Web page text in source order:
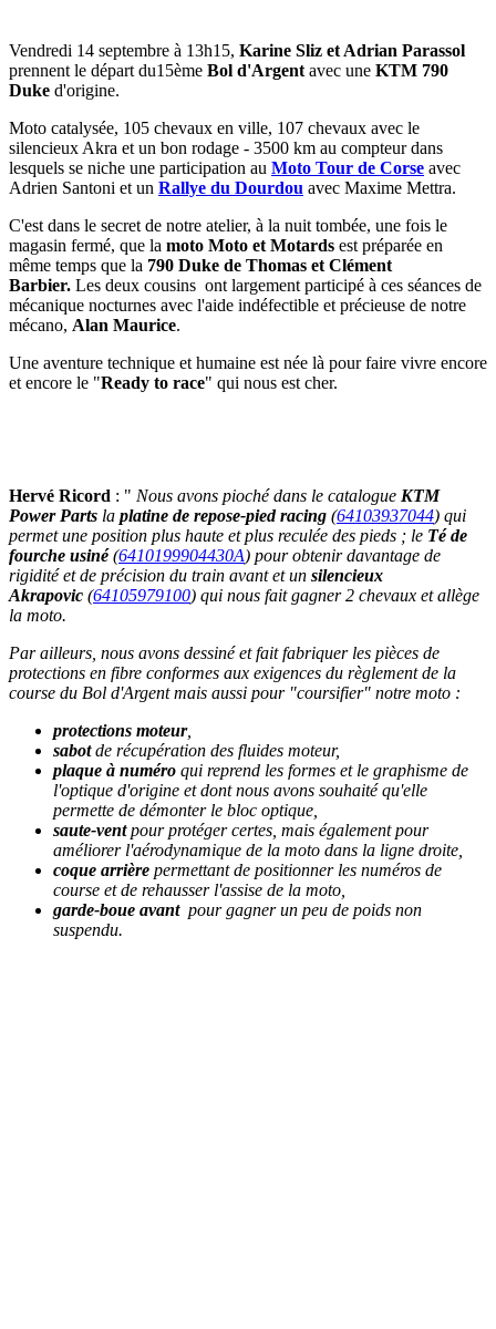
Vendredi 14 septembre à 13h15, Karine Sliz et Adrian Parassol
prennent le départ du15ème Bol d'Argent avec une KTM 790
Duke d'origine.
Moto catalysée, 105 chevaux en ville, 107 chevaux avec le
silencieux Akra et un bon rodage - 3500 km au compteur dans
lesquels se niche une participation au Moto Tour de Corse avec
Adrien Santoni et un Rallye du Dourdou avec Maxime Mettra.
C'est dans le secret de notre atelier, à la nuit tombée, une fois le
magasin fermé, que la moto Moto et Motards est préparée en
même temps que la 790 Duke de Thomas et Clément
Barbier. Les deux cousins ont largement participé à ces séances de
mécanique nocturnes avec l'aide indéfectible et précieuse de notre
mécano, Alan Maurice.
Une aventure technique et humaine est née là pour faire vivre encore
et encore le "Ready to race" qui nous est cher.
Hervé Ricord : " Nous avons pioché dans le catalogue KTM
Power Parts la platine de repose-pied racing (64103937044) qui
permet une position plus haute et plus reculée des pieds ; le Té de
fourche usiné(6410199904430A) pour obtenir davantage de
rigidité et de précision du train avant et un silencieux
Akrapovic (64105979100) qui nous fait gagner 2 chevaux et allège
la moto.
Par ailleurs, nous avons dessiné et fait fabriquer les pièces de
protections en fibre conformes aux exigences du règlement de la
course du Bol d'Argent mais aussi pour "coursifier" notre moto :
protections moteur,
sabotde récupération des fluides moteur,
plaque à numéro qui reprend les formes et le graphisme de
l'optique d'origine et dont nous avons souhaité qu'elle
permette de démonter le bloc optique,
saute-ventpour protéger certes, mais également pour
améliorer l'aérodynamique de la moto dans la ligne droite,
coque arrière permettant de positionner les numéros de
course et de rehausser l'assise de la moto,
garde-boue avantpour gagner un peu de poids non
suspendu.